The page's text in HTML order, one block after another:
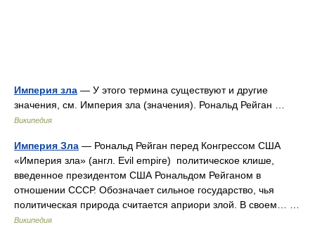
Империя зла — У этого термина существуют и другие
значения, см. Империя зла (значения). Рональд Рейган …
Википедия
Империя Зла — Рональд Рейган перед Конгрессом США
«Империя зла» (англ. Evil empire) политическое клише,
введенное президентом США Рональдом Рейганом в
отношении СССР. Обозначает сильное государство, чья
политическая природа считается априори злой. В своем… …
Википедия